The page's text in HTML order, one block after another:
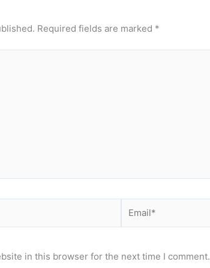
Required fields are marked *
in this browser for the next time I comment.